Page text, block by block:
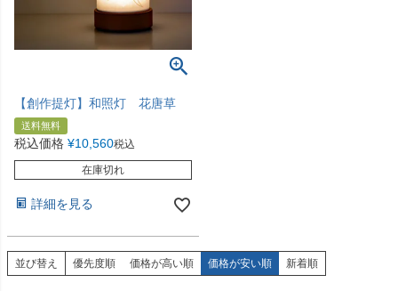
【創作提灯】和照灯 花唐草
送料無料
税込価格 ¥10,560税込
在庫切れ
詳細を見る
並び替え 優先度順 価格が高い順 価格が安い順 新着順